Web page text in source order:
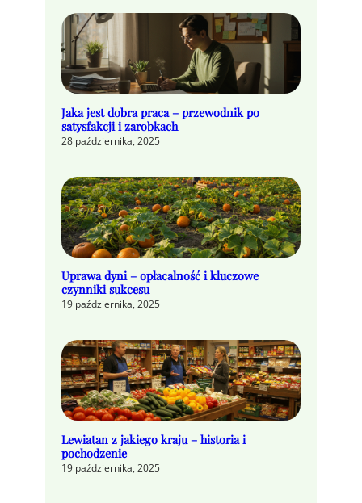
Jaka jest dobra praca – przewodnik po
satysfakcji i zarobkach
28 października, 2025
Uprawa dyni – opłacalność i kluczowe
czynniki sukcesu
19 października, 2025
Lewiatan z jakiego kraju – historia i
pochodzenie
19 października, 2025